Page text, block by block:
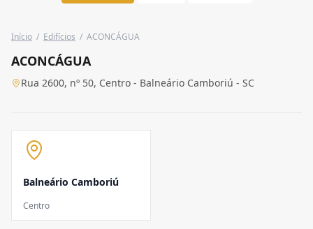
Início / Edifícios / ACONCÁGUA
ACONCÁGUA
Rua 2600, nº 50, Centro - Balneário Camboriú - SC
Balneário Camboriú
Centro